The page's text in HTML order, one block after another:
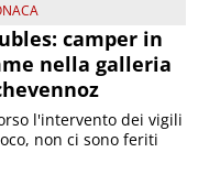
camper in
nella galleria
l'intervento dei vigili
non ci sono feriti